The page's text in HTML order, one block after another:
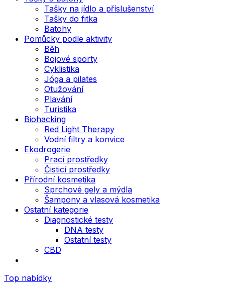
Tašky na jídlo a příslušenství
Tašky do fitka
Batohy
Pomůcky podle aktivity
Běh
Bojové sporty
Cyklistika
Jóga a pilates
Otužování
Plavání
Turistika
Biohacking
Red Light Therapy
Vodní filtry a konvice
Ekodrogerie
Prací prostředky
Čisticí prostředky
Přírodní kosmetika
Sprchové gely a mýdla
Šampony a vlasová kosmetika
Ostatní kategorie
Diagnostické testy
DNA testy
Ostatní testy
CBD
Top nabídky